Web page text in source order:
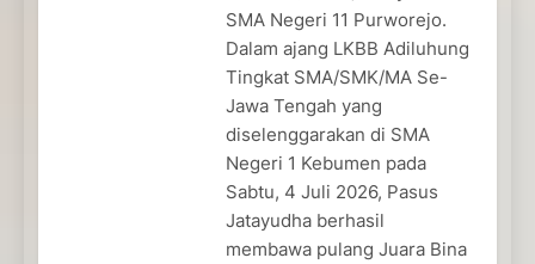
SMA Negeri 11 Purworejo.
Dalam ajang LKBB Adiluhung
Tingkat SMA/SMK/MA Se-
Jawa Tengah yang
diselenggarakan di SMA
Negeri 1 Kebumen pada
Sabtu, 4 Juli 2026, Pasus
Jatayudha berhasil
membawa pulang Juara Bina